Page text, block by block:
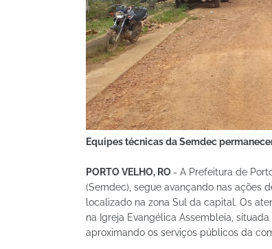
Equipes técnicas da Semdec
PORTO VELHO, RO - A Prefeitura de
(Semdec), segue avançando nas ações
localizado na zona Sul da capital. Os
na Igreja Evangélica Assembleia,
aproximando os serviços públicos da